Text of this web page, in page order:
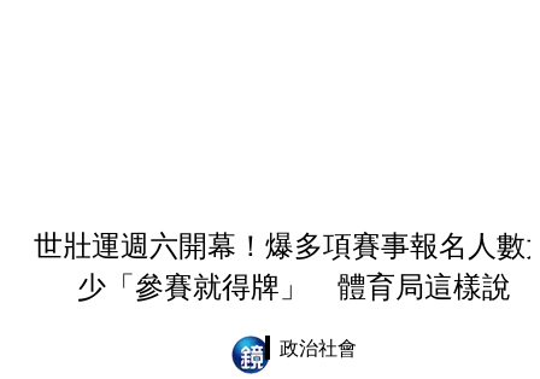
世壯運週六開幕！爆多項賽事報名人數
少「參賽就得牌」 體育局這樣說
政治社會